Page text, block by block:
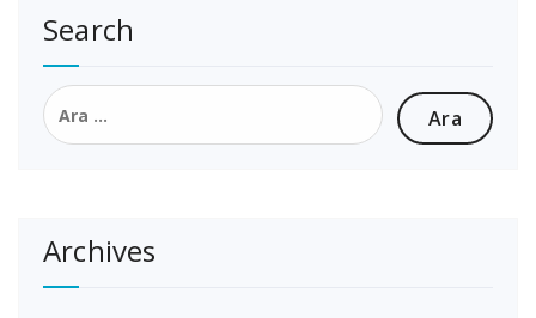
Search
Arama:
Archives